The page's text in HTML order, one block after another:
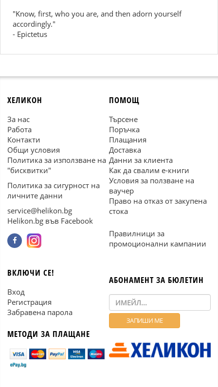
"Know, first, who you are, and then adorn yourself
accordingly."
- Epictetus
ХЕЛИКОН
За нас
Работа
Контакти
Общи условия
Политика за използване на
"бисквитки"
Политика за сигурност на
личните данни
service@helikon.bg
Helikon.bg във Facebook
ПОМОЩ
Търсене
Поръчка
Плащания
Доставка
Данни за клиента
Как да свалим е-книги
Условия за ползване на
ваучер
Право на отказ от закупена
стока
Правилници за
промоционални кампании
ВКЛЮЧИ СЕ!
Вход
Регистрация
Забравена парола
МЕТОДИ ЗА ПЛАЩАНЕ
АБОНАМЕНТ ЗА БЮЛЕТИН